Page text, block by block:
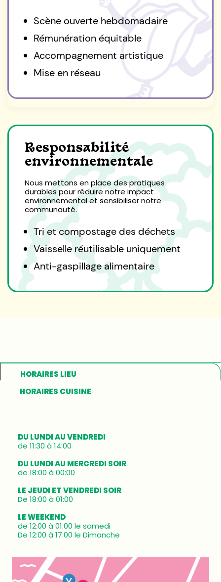
Scène ouverte hebdomadaire
Rémunération équitable
Accompagnement artistique
Mise en réseau
Responsabilité
environnementale
Nous mettons en place des pratiques
durables pour réduire notre impact
environnemental et sensibiliser notre
communauté.
Tri et compostage des déchets
Vaisselle réutilisable uniquement
Anti-gaspillage alimentaire
HORAIRES LIEU
HORAIRES CUISINE
DU LUNDI AU VENDREDI
de 11:30 à 14:00
DU LUNDI AU MERCREDI SOIR
de 18:00 à 00:00
LE JEUDI ET VENDREDI SOIR
De 18:00 à 01:00
LE WEEKEND
de 12:00 à 01:00 le samedi
De 12:00 à 17:00 le Dimanche